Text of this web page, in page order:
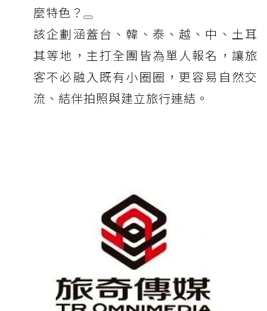
麼特色？
該企劃涵蓋台、韓、泰、越、中、土耳
其等地，主打全團皆為單人報名，讓旅
客不必融入既有小圈圈，更容易自然交
流、結伴拍照與建立旅行連結。